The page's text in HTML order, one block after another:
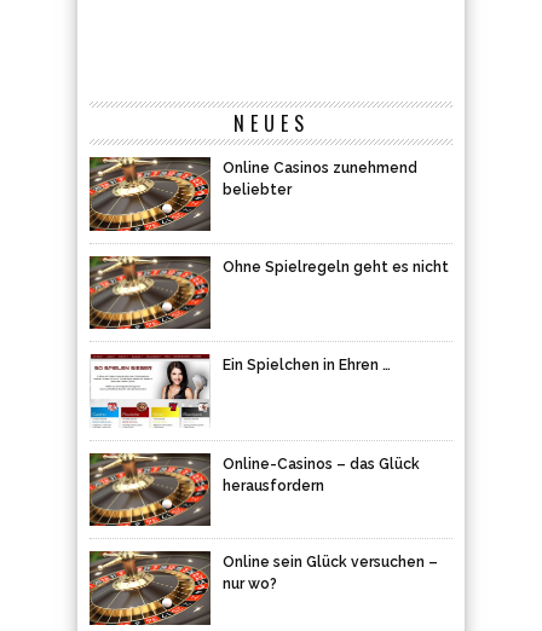
NEUES
Online Casinos zunehmend
beliebter
Ohne Spielregeln geht es nicht
Ein Spielchen in Ehren …
Online-Casinos – das Glück
herausfordern
Online sein Glück versuchen –
nur wo?